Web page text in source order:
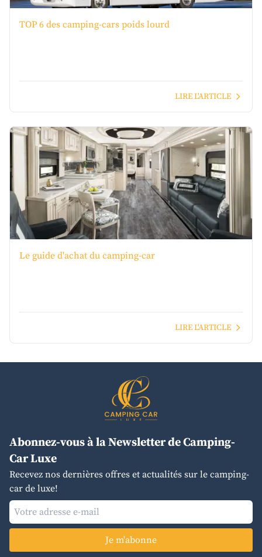
TOP 6 des camping-cars poids lourd
LIRE L'ARTICLE
Le guide d'achat du camping-car
LIRE L'ARTICLE
Abonnez-vous à la Newsletter de Camping-
Car Luxe
Recevez nos dernières offres et actualités sur le camping-
car de luxe!
Je m'abonne